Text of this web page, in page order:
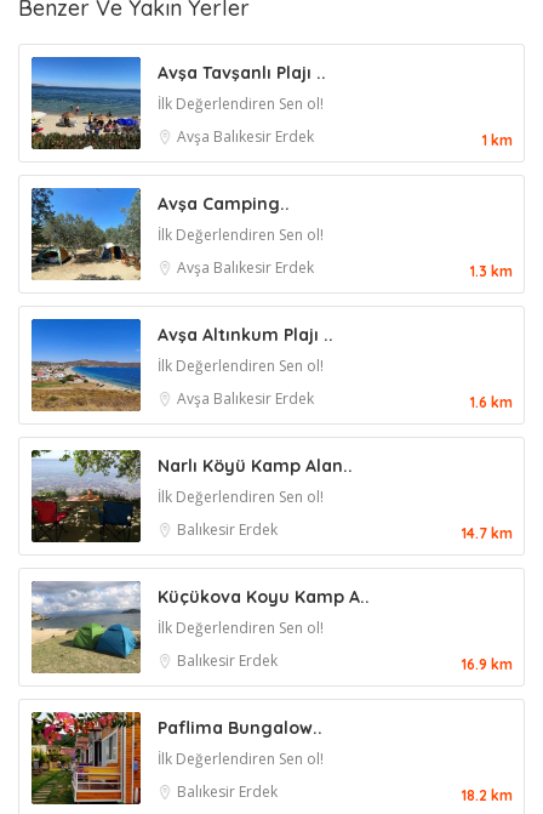
Benzer Ve Yakın Yerler
Avşa Tavşanlı Plajı ..
İlk Değerlendiren Sen ol!
Avşa Balıkesir Erdek 1 km
Avşa Camping..
İlk Değerlendiren Sen ol!
Avşa Balıkesir Erdek 1.3 km
Avşa Altınkum Plajı ..
İlk Değerlendiren Sen ol!
Avşa Balıkesir Erdek 1.6 km
Narlı Köyü Kamp Alan..
İlk Değerlendiren Sen ol!
Balıkesir Erdek 14.7 km
Küçükova Koyu Kamp A..
İlk Değerlendiren Sen ol!
Balıkesir Erdek 16.9 km
Paflima Bungalow..
İlk Değerlendiren Sen ol!
Balıkesir Erdek 18.2 km